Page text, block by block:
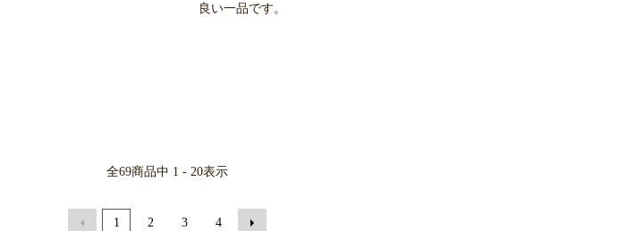
良い一品です。
全69商品中 1 - 20表示
1 2 3 4